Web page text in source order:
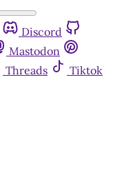
Discord
Mastodon
Threads
Tiktok